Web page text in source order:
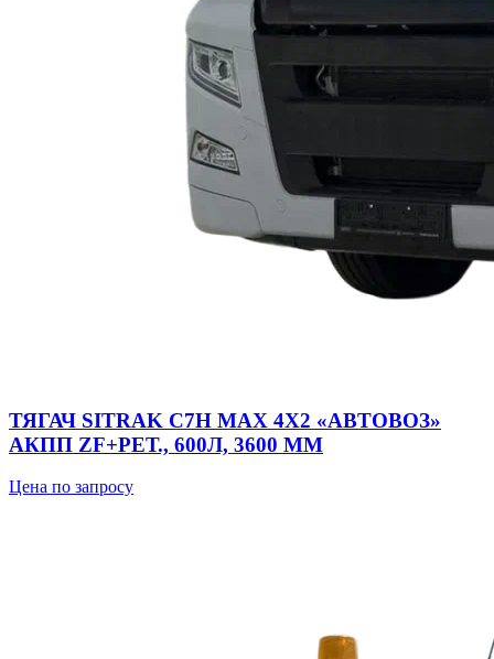
ТЯГАЧ SITRAK C7H MAX 4Х2 «АВТОВОЗ»
АКПП ZF+РЕТ., 600Л, 3600 ММ
Цена по запросу